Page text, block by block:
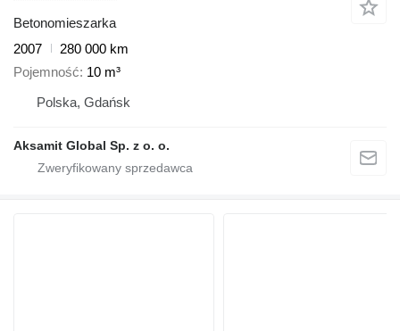
Betonomieszarka
2007
280 000 km
Pojemność 10 m³
Polska, Gdańsk
Aksamit Global Sp. z o. o.